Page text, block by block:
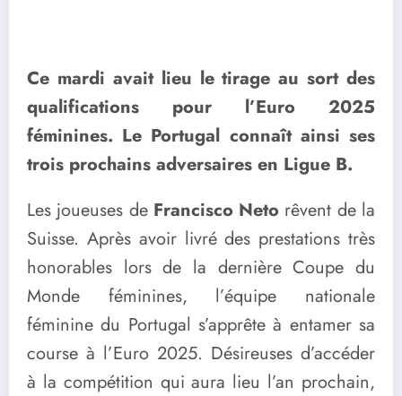
Ce mardi avait lieu le tirage au sort des
qualifications pour l’Euro 2025
féminines. Le Portugal connaît ainsi ses
trois prochains adversaires en Ligue B.
Les joueuses de Francisco Neto rêvent de la
Suisse. Après avoir livré des prestations très
honorables lors de la dernière Coupe du
Monde féminines, l’équipe nationale
féminine du Portugal s’apprête à entamer sa
course à l’Euro 2025. Désireuses d’accéder
à la compétition qui aura lieu l’an prochain,